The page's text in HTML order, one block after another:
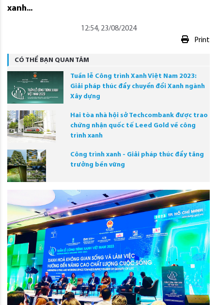
xanh...
12:54, 23/08/2024
Print
CÓ THỂ BẠN QUAN TÂM
Tuần lễ Công trình Xanh Việt Nam 2023:
Giải pháp thúc đẩy chuyển đổi Xanh ngành
Xây dựng
Hai tòa nhà hội sở Techcombank được trao
chứng nhận quốc tế Leed Gold về công
trình xanh
Công trình xanh - Giải pháp thúc đẩy tăng
trưởng bền vững